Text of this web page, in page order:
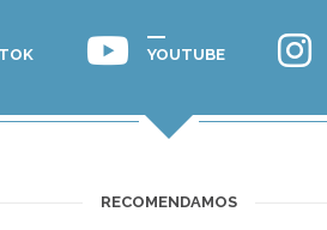
YOUTUBE
RECOMENDAMOS